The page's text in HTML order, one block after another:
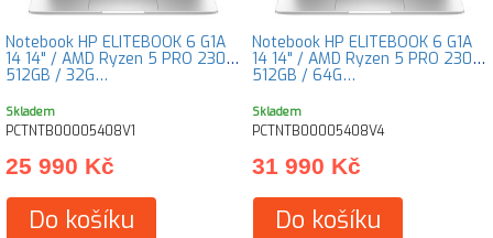
Notebook HP ELITEBOOK 6 G1A
14 14" / AMD Ryzen 5 PRO 230 /
512GB / 32G…
Skladem
PCTNTB00005408V1
25 990 Kč
Do košíku
Notebook HP ELITEBOOK 6 G1A
14 14" / AMD Ryzen 5 PRO 230 /
512GB / 64G…
Skladem
PCTNTB00005408V4
31 990 Kč
Do košíku